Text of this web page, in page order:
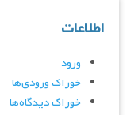
اطلاعات
ورود
خوراک ورودی‌ها
خوراک دیدگاه‌ها